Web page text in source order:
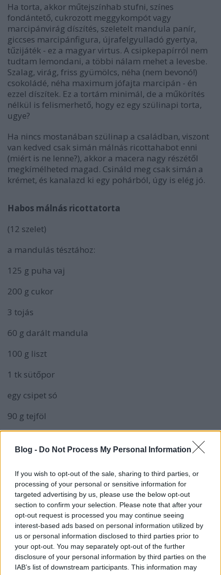
Blog - Do Not Process My Personal Information
If you wish to opt-out of the sale, sharing to third parties, or
processing of your personal or sensitive information for
targeted advertising by us, please use the below opt-out
section to confirm your selection. Please note that after your
opt-out request is processed you may continue seeing
interest-based ads based on personal information utilized by
us or personal information disclosed to third parties prior to
your opt-out. You may separately opt-out of the further
disclosure of your personal information by third parties on the
IAB’s list of downstream participants. This information may
Ha torta, akkor műtejszínhab stufni, színes
fondántető, cukrozott meggykompót vagy
marcipánvirág díszítés, szeletelt mandula panír,
giccses marcipánfigura, újrafelgyulladó gyertya,
tűzijáték - ez a magyar virtus. A csipkepapírról nem
tudtam lemondani, a többi nálam mehet a levesbe.
Szalag, virág, friss gyümölcs, néha (nem bevonó!)
csokoládé, néha maximum jófajta marcipán - én
ezzel díszítek. Ez a tortám minimál, de a műkörítés
nélkül is felismerhető, hogy ez egy szülinapi torta,
ugye?
Ha nincs mostanában szülinap a családban, viszont
van kedved csak simán málnás ricottahabot enni
(miért is ne lenne?), akkor a macera nagy részétől
megkímélheted magad. Csináld meg csak simán a
krémet, és kanalazd ki egy pohárból, úgy is elég jó.
Habos málnás ricottatorta
(12 szelet)
a mandulás tésztához:
125 g puha vaj
200 g cukor
3 tojás
60 g darált mandula
100 g liszt
1 tk sütőpor
egy csipet só
90 g tejföl
350 + 100 g málna
100 g cukor
500 g krémes ricotta
250 g mascarpone
70 g porcukor
330 g tejszín